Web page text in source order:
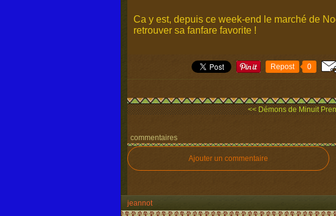
Ca y est, depuis ce week-end le marché de
retrouver sa fanfare favorite !
Repost 0
<< Démons de Minuit
commentaires
Ajouter un commentaire
jeannot